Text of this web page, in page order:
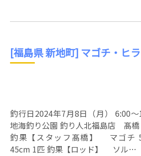
[福島県 新地町] マゴチ・ヒ
釣行日2024年7月8日（月） 6:00
地海釣り公園 釣り人北福島店 髙橋
釣果【スタッフ髙橋】 マゴチ
45cm 1匹 釣果【ロッド】 ソル